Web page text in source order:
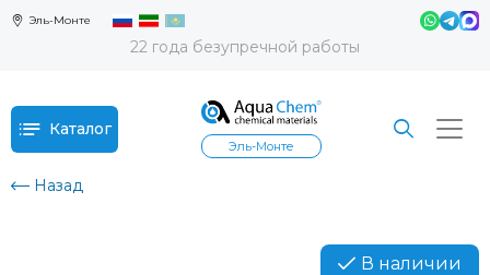
Эль-Монте
22 года безупречной работы
Каталог
Эль-Монте
Назад
В наличии